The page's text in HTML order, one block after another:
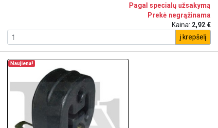
Pagal specialų užsakymą
Prekė negrąžinama
Kaina: 2,92 €
į krepšelį
Naujiena!